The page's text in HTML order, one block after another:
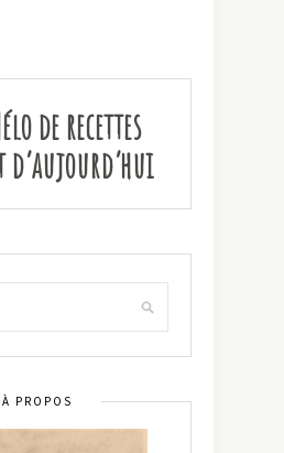
de recettes
d’aujourd’hui
À PROPOS